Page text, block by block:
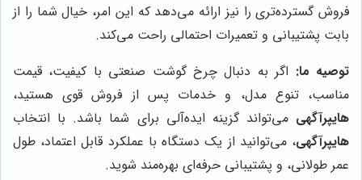
فروش گسترده‌تری را نیز ارائه می‌دهد که این امر، خیال شما را از
بابت پشتیبانی و تعمیرات احتمالی راحت می‌کند.
توصیه ما: اگر به دنبال چرخ گوشت صنعتی با کیفیت، قیمت
مناسب، تنوع مدل، و خدمات پس از فروش قوی هستید،
هایپرآگهی می‌تواند گزینه ایده‌آلی برای شما باشد. با انتخاب
هایپرآگهی، می‌توانید از یک دستگاه با عملکرد قابل اعتماد، طول
عمر طولانی، و پشتیبانی حرفه‌ای بهره‌مند شوید.